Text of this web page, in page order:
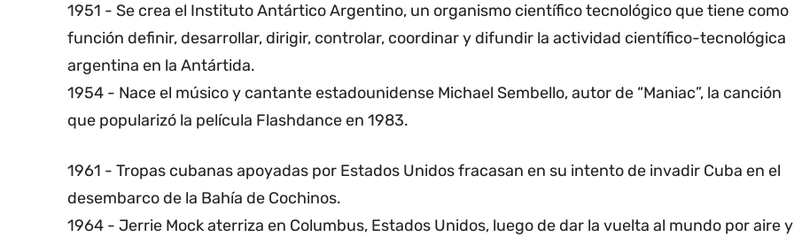
1951 - Se crea el Instituto Antártico Argentino, un organismo científico tecnológico que tiene como
función definir, desarrollar, dirigir, controlar, coordinar y difundir la actividad científico-tecnológica
argentina en la Antártida.
1954 - Nace el músico y cantante estadounidense Michael Sembello, autor de “Maniac”, la canción
que popularizó la película Flashdance en 1983.
1961 - Tropas cubanas apoyadas por Estados Unidos fracasan en su intento de invadir Cuba en el
desembarco de la Bahía de Cochinos.
1964 - Jerrie Mock aterriza en Columbus, Estados Unidos, luego de dar la vuelta al mundo por aire y